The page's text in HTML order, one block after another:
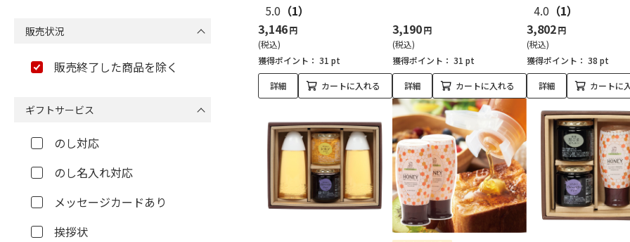
5.0 （1）
3,146円
(税込)
獲得ポイント： 31 pt
詳細 カートに入れる
3,190円
(税込)
獲得ポイント： 31 pt
詳細 カートに入れる
4.0 （1）
3,802円
(税込)
獲得ポイント： 38 pt
詳細 カートに
販売状況
販売終了した商品を除く
ギフトサービス
のし対応
のし名入れ対応
メッセージカードあり
挨拶状